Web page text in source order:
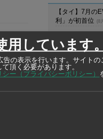
【タイ】7月の
利」が初首位
(8
【ベトナム】
動、現地調達先
【タイ】野村不
リと合弁設立
しています。
の表示を行います。サイトの
頂く必要があります。
ー（プライバシーポリシー）